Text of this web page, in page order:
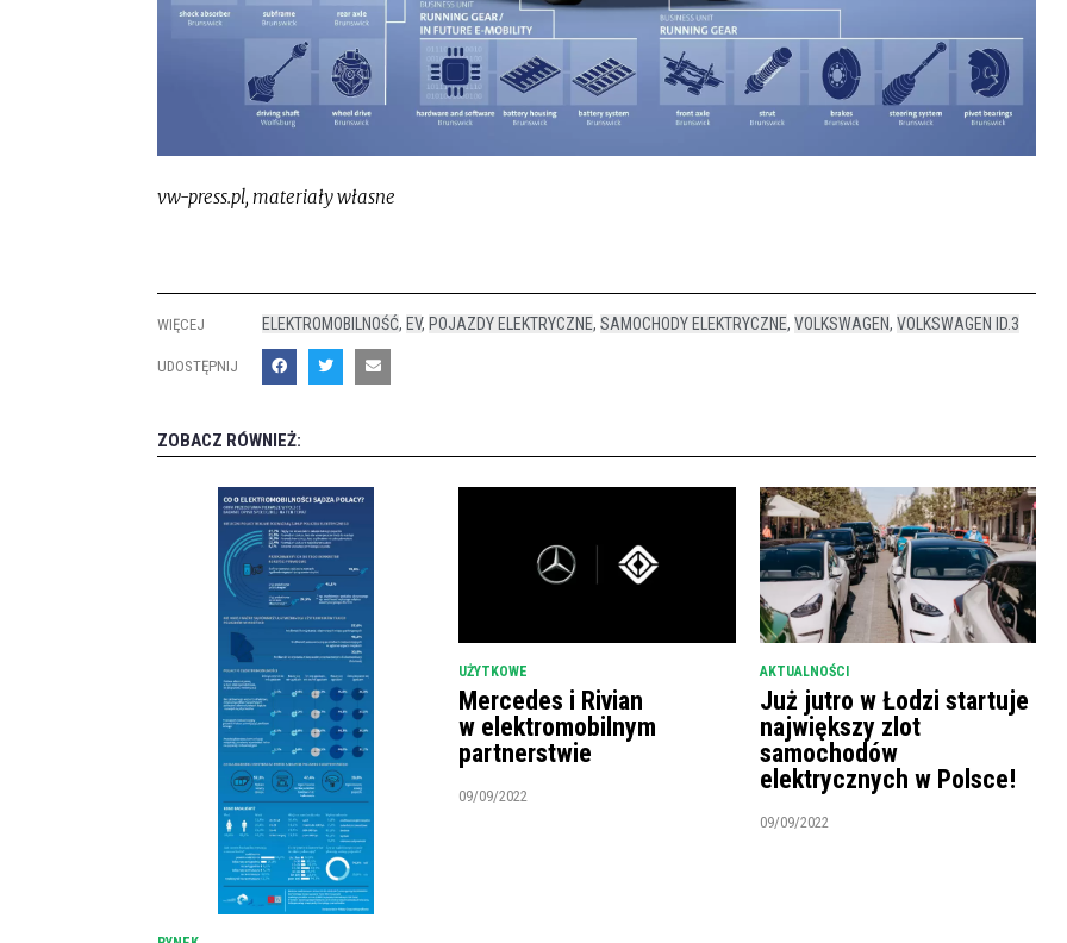
vw-press.pl, materiały własne
WIĘCEJ ELEKTROMOBILNOŚĆ, EV, POJAZDY ELEKTRYCZNE, SAMOCHODY ELEKTRYCZNE, VOLKSWAGEN, VOLKSWAGEN ID.3
UDOSTĘPNIJ
ZOBACZ RÓWNIEŻ:
UŻYTKOWE
Mercedes i Rivian
w elektromobilnym
partnerstwie
09/09/2022
AKTUALNOŚCI
Już jutro w Łodzi startuje
największy zlot
samochodów
elektrycznych w Polsce!
09/09/2022